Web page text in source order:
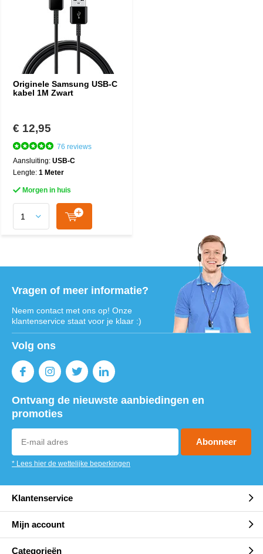
Originele Samsung USB-C
kabel 1M Zwart
€ 12,95
76 reviews
Aansluiting: USB-C
Lengte: 1 Meter
Morgen in huis
Vragen of meer informatie?
Neem contact met ons op! Onze
klantenservice staat voor je klaar :)
Volg ons
Ontvang de nieuwste aanbiedingen en
promoties
Abonneer
* Lees hier de wettelijke beperkingen
Klantenservice
Mijn account
Categorieën